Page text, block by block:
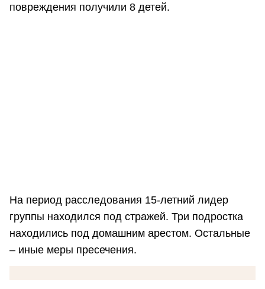
повреждения получили 8 детей.
На период расследования 15-летний лидер
группы находился под стражей. Три подростка
находились под домашним арестом. Остальные
– иные меры пресечения.